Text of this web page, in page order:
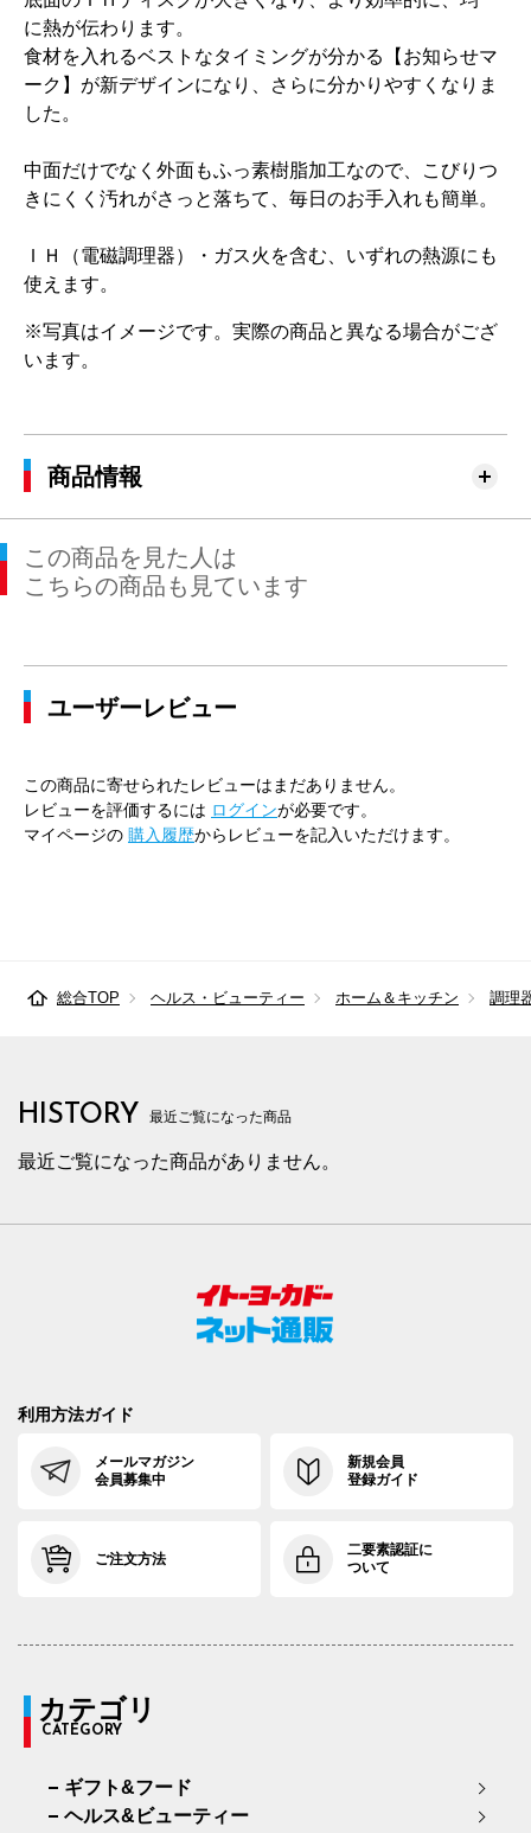
に熱が伝わります。
食材を入れるベストなタイミングが分かる【お知らせマ
ーク】が新デザインになり、さらに分かりやすくなりま
した。
中面だけでなく外面もふっ素樹脂加工なので、こびりつ
きにくく汚れがさっと落ちて、毎日のお手入れも簡単。
ＩＨ（電磁調理器）・ガス火を含む、いずれの熱源にも
使えます。
※写真はイメージです。実際の商品と異なる場合がござ
います。
商品情報
この商品を見た人は
こちらの商品も見ています
ユーザーレビュー
この商品に寄せられたレビューはまだありません。
レビューを評価するには ログインが必要です。
マイページの 購入履歴からレビューを記入いただけます。
総合TOP ヘルス・ビューティー ホーム＆キッチン 調理
HISTORY 最近ご覧になった商品
最近ご覧になった商品がありません。
利用方法ガイド
メールマガジン
会員募集中
新規会員
登録ガイド
ご注文方法
二要素認証に
ついて
カテゴリ
CATEGORY
ギフト&フード
ヘルス&ビューティー